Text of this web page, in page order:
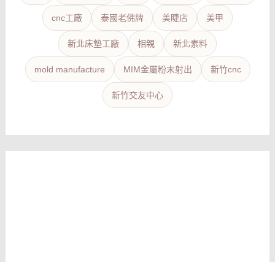
cnc工廠 泰國老佛牌 美睫店 美甲
新北床墊工廠 相親 新北素料
mold manufacture MIM金屬粉末射出 新竹cnc
新竹交友中心